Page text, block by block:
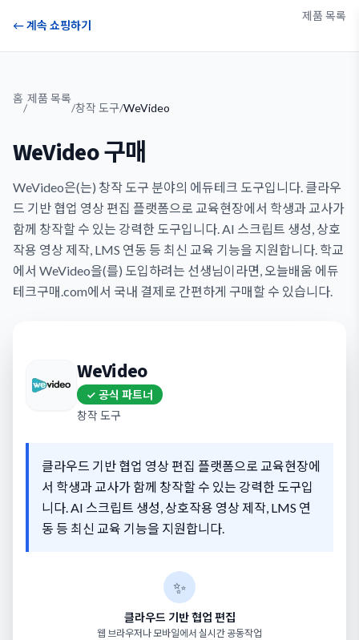
← 계속 쇼핑하기
제품 목록
홈
/
제품 목록
/창작 도구/WeVideo
WeVideo 구매
WeVideo은(는) 창작 도구 분야의 에듀테크 도구입니다. 클라우
드 기반 협업 영상 편집 플랫폼으로 교육현장에서 학생과 교사가
함께 창작할 수 있는 강력한 도구입니다. AI 스크립트 생성, 상호
작용 영상 제작, LMS 연동 등 최신 교육 기능을 지원합니다. 학교
에서 WeVideo을(를) 도입하려는 선생님이라면, 오늘배움 에듀
테크구매.com에서 국내 결제로 간편하게 구매할 수 있습니다.
WeVideo
✓ 공식 파트너
창작 도구
클라우드 기반 협업 영상 편집 플랫폼으로 교육현장에
서 학생과 교사가 함께 창작할 수 있는 강력한 도구입
니다. AI 스크립트 생성, 상호작용 영상 제작, LMS 연
동 등 최신 교육 기능을 지원합니다.
✨
클라우드 기반 협업 편집
웹 브라우저나 모바일에서 실시간 공동작업